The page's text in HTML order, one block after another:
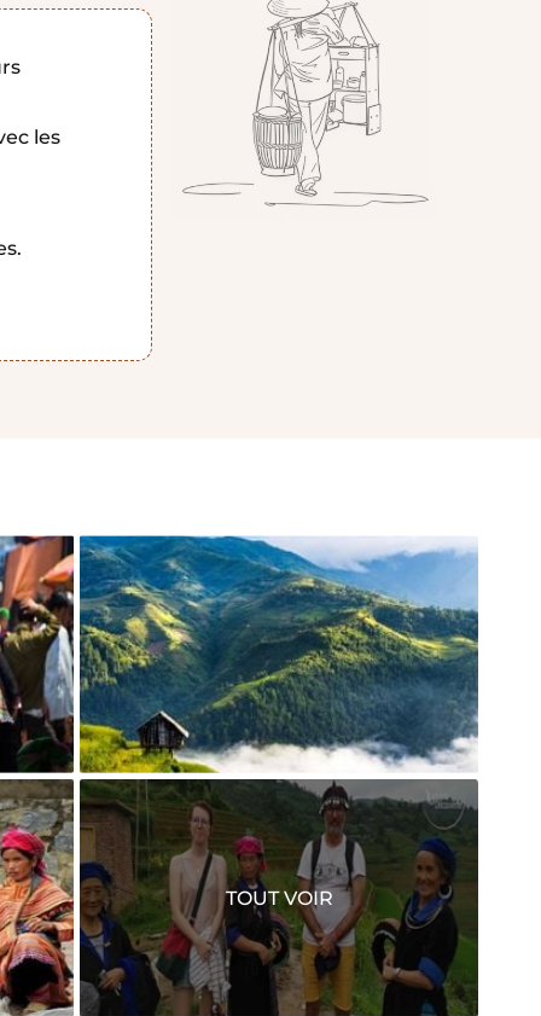
les
Sapa
TOUT VOIR